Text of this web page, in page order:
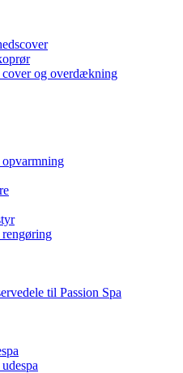
cover og overdækning
opvarmning
rengøring
til Passion Spa